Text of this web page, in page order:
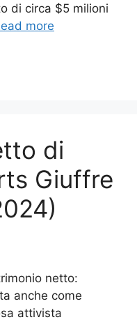
di circa $5 milioni
more
di
Giuffre
netto:
anche come
attivista